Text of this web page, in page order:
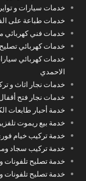
خدمات سيارات و
خدمات طباعة على
خدمات فني كهربائي
خدمات كهربائي
خدمات كهربائي
الاحمدي
خدمات نجار اثاث و
خدمات نجار فتح
خدمة أحبار طابعات
خدمة بيع ريموت
خدمة تركيب خيام
خدمة تركيب سجاد
خدمة تصليح تلفونات
خدمة تصليح تلفونات